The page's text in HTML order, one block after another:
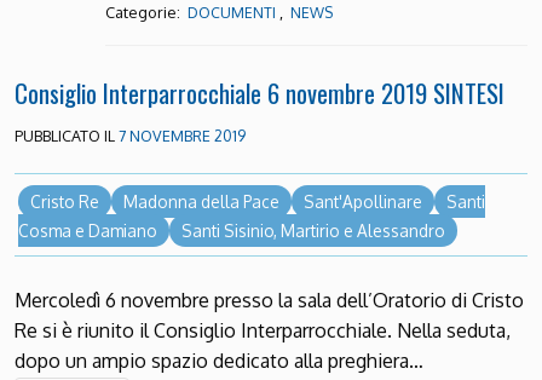
Categorie: DOCUMENTI NEWS
Consiglio Interparrocchiale 6 novembre 2019 SINTESI
PUBBLICATO IL 7 NOVEMBRE 2019
Cristo Re Madonna della Pace Sant'Apollinare
Santi
Cosma e Damiano
Santi Sisinio, Martirio e Alessandro
Mercoledì 6 novembre presso la sala dell’Oratorio di Cristo
Re si è riunito il Consiglio Interparrocchiale. Nella seduta,
dopo un ampio spazio dedicato alla preghiera…